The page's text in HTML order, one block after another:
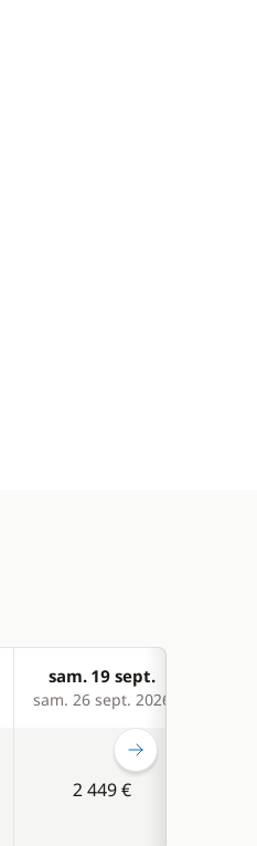
sam. 19 sept.
sam. 26 sept. 2026
2 449 €